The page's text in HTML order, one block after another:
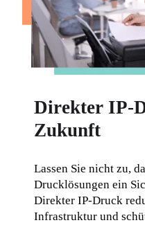
Direkter IP-
Zukunft
Lassen Sie nicht zu,
Drucklösungen ein
Direkter IP-Druck
Infrastruktur und